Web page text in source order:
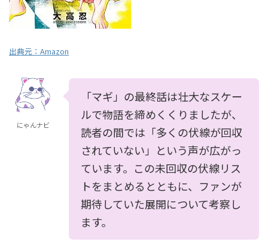
出典元： Amazon
にゃんナビ
「マギ」の最終話は壮大なスケー
ルで物語を締めくくりましたが、
読者の間では「多くの伏線が回収
されていない」という声が広がっ
ています。この未回収の伏線リス
トをまとめるとともに、ファンが
期待していた展開について考察し
ます。